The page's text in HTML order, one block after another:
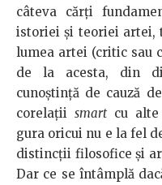
câteva cărţi
istoriei şi teoriei artei,
lumea artei (critic sau
de la acesta, din
cunoştinţă de cauză
corelaţiismartcu alte
gura oricui nu e la fel
distincţii filosofice şi
Dar ce se întâmplă